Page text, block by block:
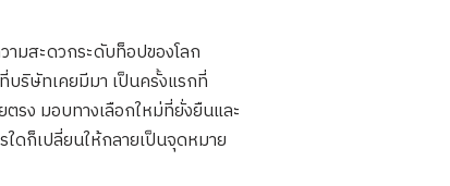
มสะดวกระดับท็อปของโลก
บริษัทเคยมีมา เป็นครั้งแรกที่
รง มอบทางเลือกใหม่ที่ยั่งยืนและ
ใดก็เปลี่ยนให้กลายเป็นจุดหมาย